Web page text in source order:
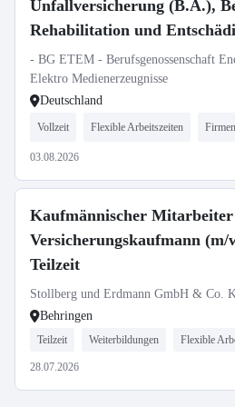
Unfallversicherung (B.A.),
Rehabilitation und
Region Nord (Berlin,
Hamburg)
- BG ETEM - Berufsgenossenschaft
Elektro Medienerzeugnisse
Deutschland
Vollzeit Flexible Arbeitszeiten
03.08.2026
Kaufmännischer
Versicherungskaufmann (m/
Teilzeit
Stollberg und Erdmann GmbH & Co.
Behringen
Teilzeit Weiterbildungen Flexible
28.07.2026